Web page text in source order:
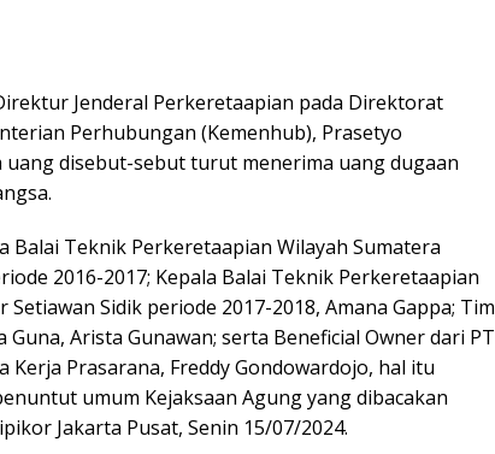
Jenderal Perkeretaapian pada Direktorat
Perhubungan (Kemenhub), Prasetyo
disebut-sebut turut menerima uang dugaan
Balai Teknik Perkeretaapian Wilayah Sumatera
2016-2017; Kepala Balai Teknik Perkeretaapian
Sidik periode 2017-2018, Amana Gappa; Tim
Guna, Arista Gunawan; serta Beneficial Owner dari PT
Kerja Prasarana, Freddy Gondowardojo, hal itu
umum Kejaksaan Agung yang dibacakan
Jakarta Pusat, Senin 15/07/2024.